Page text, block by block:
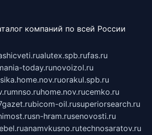
компаний по всей России
alutex.spb.rufas.ru
today.runovoizol.ru
orakul.spb.ru
mnso.ruhome.nov.rucemko.ru
bicom-oil.rusuperiorsearch.ru
sn-hram.rusenovosti.ru
anamvkusno.rutechnosaratov.ru